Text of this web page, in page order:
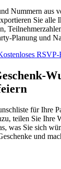
Nummern aus
Sie
Planung und
für Ihre
teilen Sie Ihre
was Sie sich
und